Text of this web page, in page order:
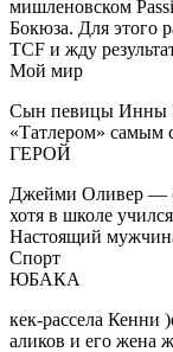
мишленовском
Бокюза. Для этого
TCF и жду
Мой мир
Сын певицы Инны
«Татлером» самым
ГЕРОЙ
Джейми Оливер —
хотя в школе
Настоящий
Спорт
ЮБАКА
кек-рассела Кенни
аликов и его жена